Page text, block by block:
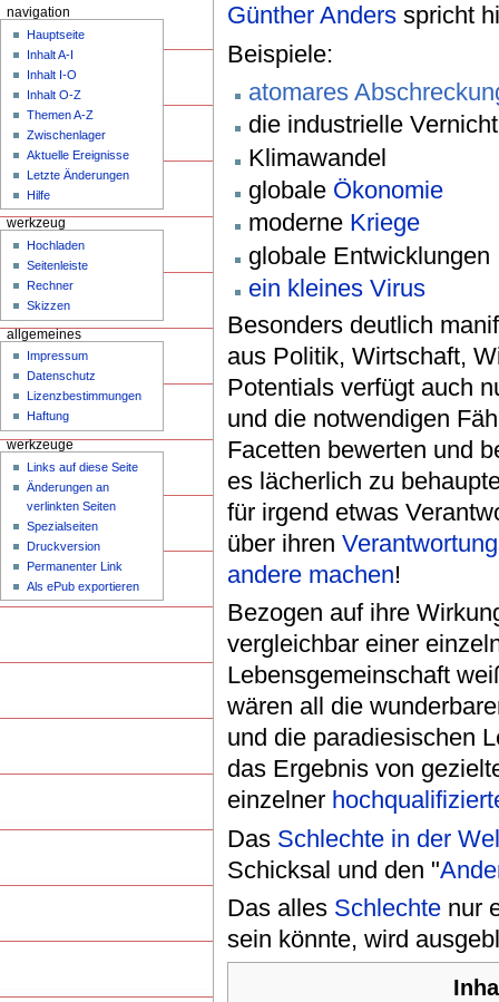
Günther Anders spricht
Beispiele:
atomares
die industrielle
Klimawandel
globale Ökonomie
moderne Kriege
globale Entwicklungen
ein kleines Virus
Besonders deutlich
aus Politik, Wirtschaft,
Potentials verfügt auch
und die notwendigen
Facetten bewerten und
es lächerlich zu
für irgend etwas
über ihren
andere machen!
Bezogen auf ihre
vergleichbar einer
Lebensgemeinschaft
wären all die
und die paradiesischen
das Ergebnis von
einzelner
Das Schlechte in der
Schicksal und den "
Das alles Schlechte nur
sein könnte, wird
navigation
Hauptseite
Inhalt A-I
Inhalt I-O
Inhalt O-Z
Themen A-Z
Zwischenlager
Aktuelle Ereignisse
Letzte Änderungen
Hilfe
werkzeug
Hochladen
Seitenleiste
Rechner
Skizzen
allgemeines
Impressum
Datenschutz
Lizenzbestimmungen
Haftung
werkzeuge
Links auf diese Seite
Änderungen an
verlinkten Seiten
Spezialseiten
Druckversion
Permanenter Link
Als ePub exportieren